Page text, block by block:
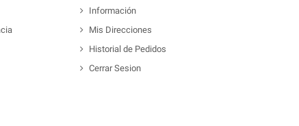
Información
Mis Direcciones
Historial de Pedidos
Cerrar Sesion